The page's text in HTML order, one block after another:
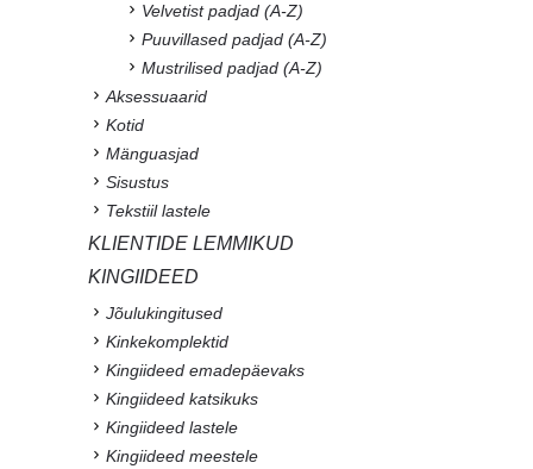
Velvetist padjad (A-Z)
Puuvillased padjad (A-Z)
Mustrilised padjad (A-Z)
Aksessuaarid
Kotid
Mänguasjad
Sisustus
Tekstiil lastele
KLIENTIDE LEMMIKUD
KINGIIDEED
Jõulukingitused
Kinkekomplektid
Kingiideed emadepäevaks
Kingiideed katsikuks
Kingiideed lastele
Kingiideed meestele